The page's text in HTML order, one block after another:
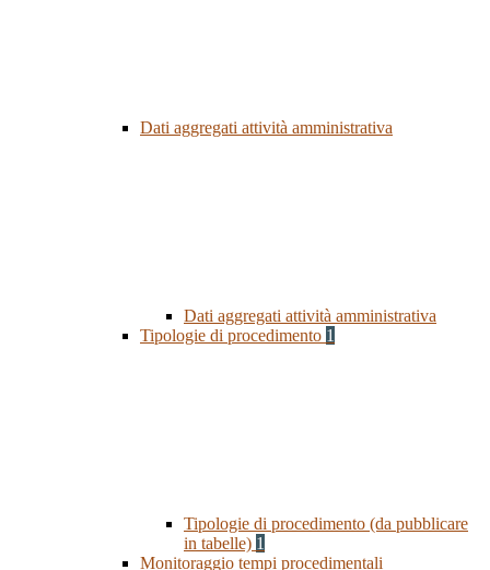
Dati aggregati attività amministrativa
Dati aggregati attività amministrativa
Tipologie di procedimento 1
Tipologie di procedimento (da pubblicare
in tabelle) 1
Monitoraggio tempi procedimentali